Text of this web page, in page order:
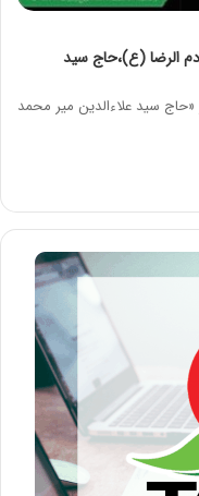
الرضا (ع)،حاج سید
«حاج سید علاءالدین میر محمد